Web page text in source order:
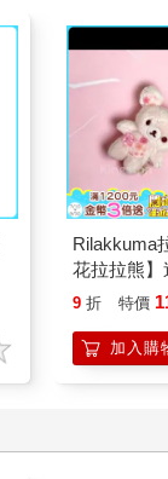
Rilakkuma
花拉拉熊
9 折 特價
加入購